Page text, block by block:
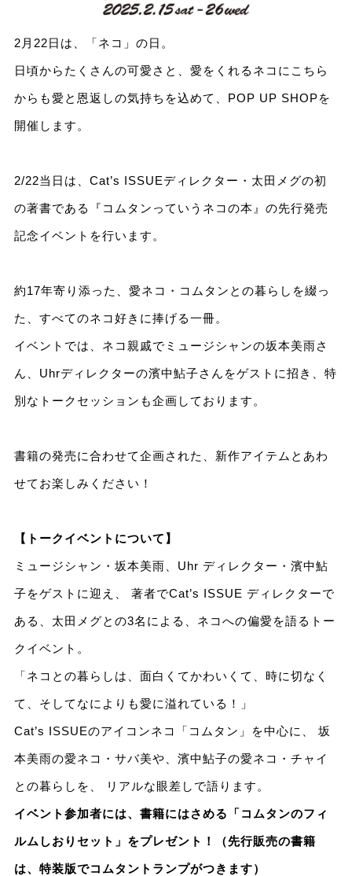
2月22日は、「ネコ」の日。
日頃からたくさんの可愛さと、愛をくれるネコにこちら
からも愛と恩返しの気持ちを込めて、POP UP SHOPを
開催します。
2/22当日は、Cat’s ISSUEディレクター・太田メグの初
の著書である『コムタンっていうネコの本』の先行発売
記念イベントを行います。
約17年寄り添った、愛ネコ・コムタンとの暮らしを綴っ
た、すべてのネコ好きに捧げる一冊。
イベントでは、ネコ親戚でミュージシャンの坂本美雨さ
ん、Uhrディレクターの濱中鮎子さんをゲストに招き、特
別なトークセッションも企画しております。
書籍の発売に合わせて企画された、新作アイテムとあわ
せてお楽しみください！
【トークイベントについて】
ミュージシャン・坂本美雨、Uhr ディレクター・濱中鮎
子をゲストに迎え、 著者でCat’s ISSUE ディレクターで
ある、太田メグとの3名による、ネコへの偏愛を語るトー
クイベント。
「ネコとの暮らしは、面白くてかわいくて、時に切なく
て、そしてなによりも愛に溢れている！」
Cat’s ISSUEのアイコンネコ「コムタン」を中心に、 坂
本美雨の愛ネコ・サバ美や、濱中鮎子の愛ネコ・チャイ
との暮らしを、 リアルな眼差しで語ります。
イベント参加者には、書籍にはさめる「コムタンのフィ
ルムしおりセット」をプレゼント！（先行販売の書籍
は、特装版でコムタントランプがつきます）